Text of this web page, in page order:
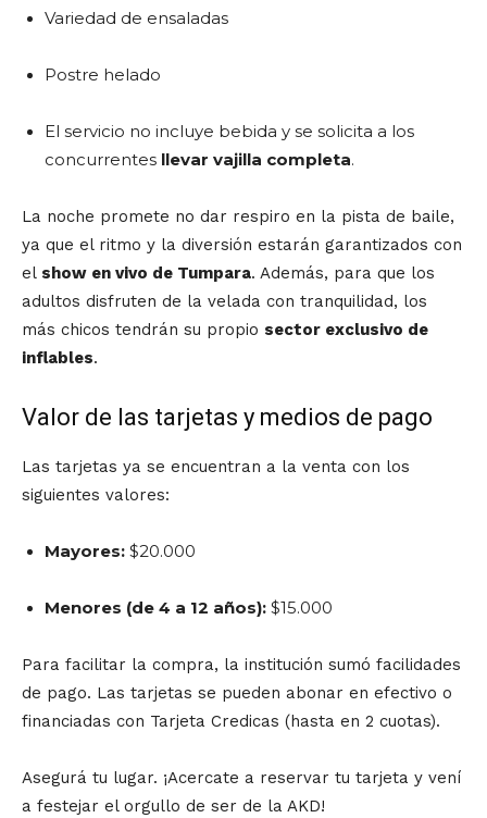
Variedad de ensaladas
Postre helado
El servicio no incluye bebida y se solicita a los
concurrentes llevar vajilla completa.
La noche promete no dar respiro en la pista de baile,
ya que el ritmo y la diversión estarán garantizados con
el show en vivo de Tumpara. Además, para que los
adultos disfruten de la velada con tranquilidad, los
más chicos tendrán su propio sector exclusivo de
inflables.
Valor de las tarjetas y medios de pago
Las tarjetas ya se encuentran a la venta con los
siguientes valores:
Mayores: $20.000
Menores (de 4 a 12 años): $15.000
Para facilitar la compra, la institución sumó facilidades
de pago. Las tarjetas se pueden abonar en efectivo o
financiadas con Tarjeta Credicas (hasta en 2 cuotas).
Asegurá tu lugar. ¡Acercate a reservar tu tarjeta y vení
a festejar el orgullo de ser de la AKD!